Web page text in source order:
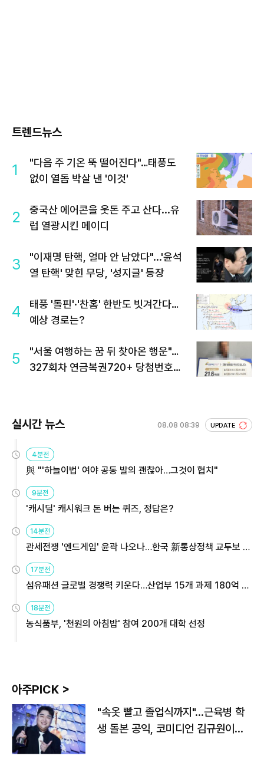
트렌드뉴스
1
"다음 주 기온 뚝 떨어진다"…태풍도
없이 열돔 박살 낸 '이것'
2
중국산 에어콘을 웃돈 주고 산다...유
럽 열광시킨 메이디
3
"이재명 탄핵, 얼마 안 남았다"...'윤석
열 탄핵' 맞힌 무당, '성지글' 등장
4
태풍 '돌핀'·'찬홈' 한반도 빗겨간다…
예상 경로는?
5
"서울 여행하는 꿈 뒤 찾아온 행운"…
327회차 연금복권720+ 당첨번호조
실시간 뉴스 08.08 08:39 UPDATE
4분전
與 "'하늘이법' 여야 공동 발의 괜찮아…그것이 협치"
9분전
'캐시딜' 캐시워크 돈 버는 퀴즈, 정답은?
14분전
관세전쟁 '엔드게임' 윤곽 나오나…한국 新통상정책 교두보 활
17분전
섬유패션 글로벌 경쟁력 키운다…산업부 15개 과제 180억 지
18분전
농식품부, '천원의 아침밥' 참여 200개 대학 선정
아주PICK >
"속옷 빨고 졸업식까지"…근육병 학
생 돌본 공익, 코미디언 김규원이었